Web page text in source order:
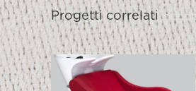
Progetti correlati